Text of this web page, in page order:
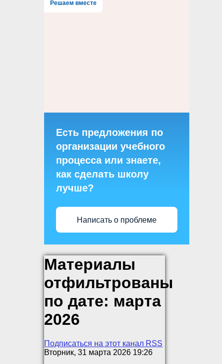
Решаем вместе
Есть предложения по
организации учебного
процесса или знаете,
как сделать школу
лучше?
Написать о проблеме
Материалы
отфильтрованы
по дате: марта
2026
Подписаться на этот канал RSS
Вторник, 31 марта 2026 19:26